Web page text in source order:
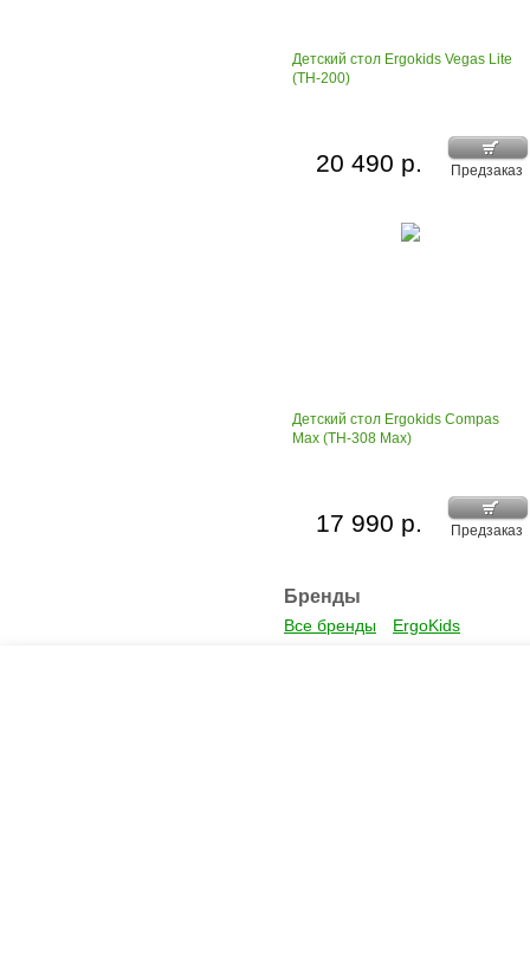
Детский стол Ergokids Vegas Lite
(TH-200)
Предзаказ
20 490 р.
Детский стол Ergokids Compas
Max (TH-308 Max)
Предзаказ
17 990 р.
Бренды
Все бренды ErgoKids